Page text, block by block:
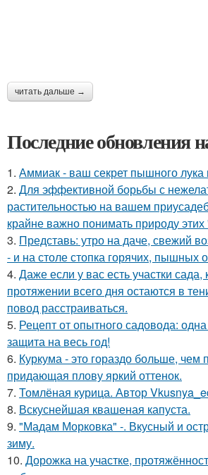
читать дальше →
Последние обновления
1. Аммиак - ваш секрет пышного лука
2. Для эффективной борьбы с
растительностью на вашем
крайне важно понимать природу
3. Представь: утро на даче, свежий
- и на столе стопка горячих, пышных
4. Даже если у вас есть участки сада,
протяжении всего дня остаются в
повод расстраиваться.
5. Рецепт от опытного садовода:
защита на весь год!
6. Куркума - это гораздо больше, чем
придающая плову яркий оттенок.
7. Томлёная курица. Автор
8. Вскуснейшая квашеная капуста.
9. "Мадам Морковка" -. Вкусный и
зиму.
10. Дорожка на участке,